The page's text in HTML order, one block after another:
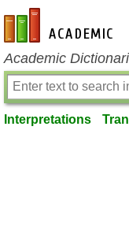
en-academic.com
Academic
Interpretations